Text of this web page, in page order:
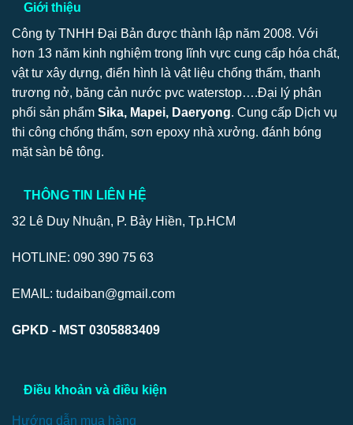
Giới thiệu
Công ty TNHH Đại Bản được thành lập năm 2008. Với
hơn 13 năm kinh nghiệm trong lĩnh vực cung cấp hóa chất,
vật tư xây dựng, điển hình là vật liệu chống thấm, thanh
trương nở, băng cản nước pvc waterstop….Đại lý phân
phối sản phẩm Sika, Mapei, Daeryong. Cung cấp Dịch vụ
thi công chống thấm, sơn epoxy nhà xưởng. đánh bóng
mặt sàn bê tông.
THÔNG TIN LIÊN HỆ
32 Lê Duy Nhuận, P. Bảy Hiền, Tp.HCM
HOTLINE: 090 390 75 63
EMAIL: tudaiban@gmail.com
GPKD - MST 0305883409
Điều khoản và điều kiện
Hướng dẫn mua hàng